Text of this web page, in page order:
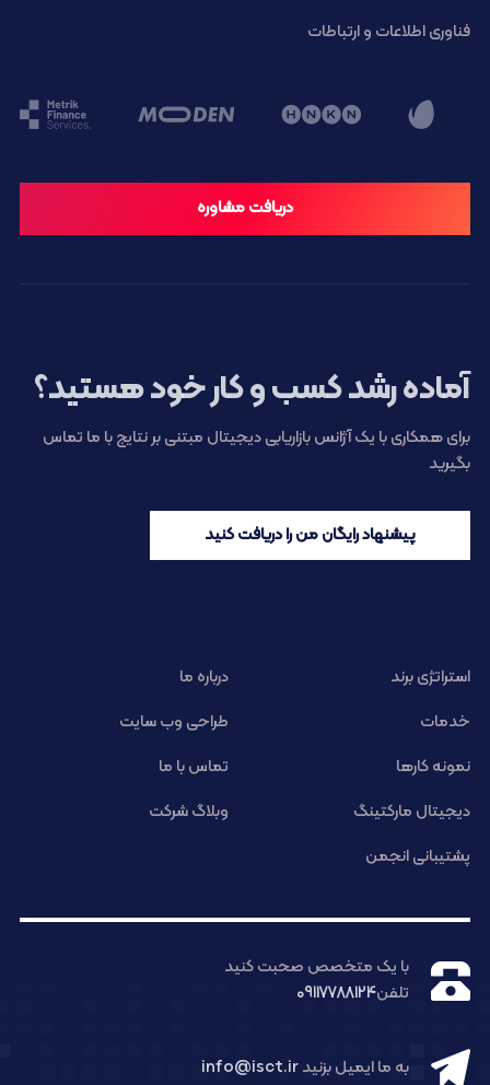
فناوری اطلاعات و ارتباطات
دریافت مشاوره
آماده رشد کسب و کار خود هستید؟
برای همکاری با یک آژانس بازاریابی دیجیتال مبتنی بر نتایج با ما تماس
بگیرید
پیشنهاد رایگان من را دریافت کنید
استراتژی برند
درباره ما
خدمات
طراحی وب سایت
نمونه کارها
تماس با ما
دیجیتال مارکتینگ
وبلاگ شرکت
پشتیبانی انجمن
با یک متخصص صحبت کنید
تلفن09117788124
به ما ایمیل بزنیدinfo@isct.ir